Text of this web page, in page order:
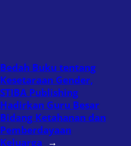
Bedah Buku tentang
Kesetaraan Gender,
STIBA Publishing
Hadirkan Guru Besar
Bidang Ketahanan dan
Pemberdayaan
Keluarga →